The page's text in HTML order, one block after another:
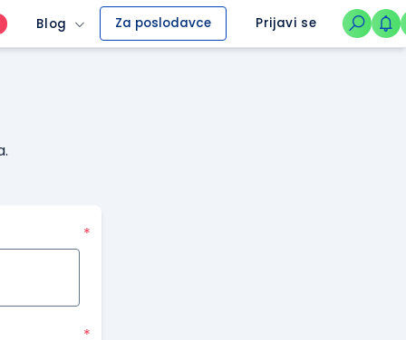
Blog Za poslodavce Prijavi se
*
*